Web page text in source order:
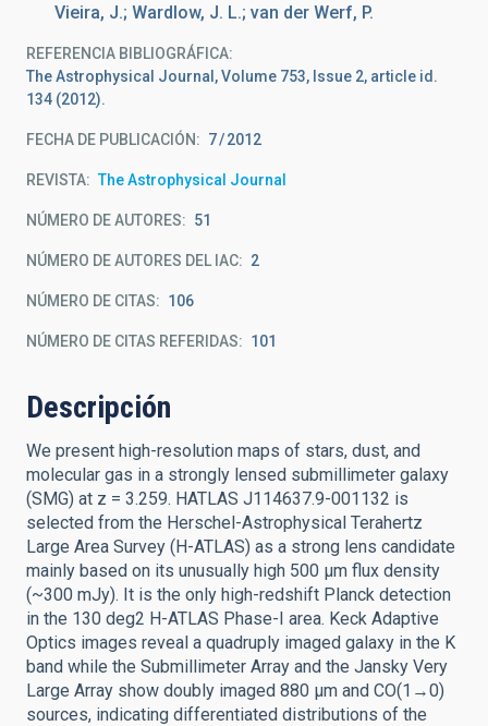
Vieira, J.; Wardlow, J. L.; van der Werf, P.
REFERENCIA BIBLIOGRÁFICA
The Astrophysical Journal, Volume 753, Issue 2, article id.
134 (2012).
FECHA DE PUBLICACIÓN: 7 2012
REVISTA The Astrophysical Journal
NÚMERO DE AUTORES 51
NÚMERO DE AUTORES DEL IAC 2
NÚMERO DE CITAS 106
NÚMERO DE CITAS REFERIDAS 101
Descripción
We present high-resolution maps of stars, dust, and
molecular gas in a strongly lensed submillimeter galaxy
(SMG) at z = 3.259. HATLAS J114637.9-001132 is
selected from the Herschel-Astrophysical Terahertz
Large Area Survey (H-ATLAS) as a strong lens candidate
mainly based on its unusually high 500 μm flux density
(~300 mJy). It is the only high-redshift Planck detection
in the 130 deg2 H-ATLAS Phase-I area. Keck Adaptive
Optics images reveal a quadruply imaged galaxy in the K
band while the Submillimeter Array and the Jansky Very
Large Array show doubly imaged 880 μm and CO(1→0)
sources, indicating differentiated distributions of the